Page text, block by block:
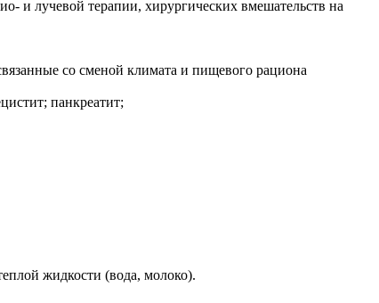
и лучевой терапии, хирургических вмешательств на
со сменой климата и пищевого рациона
панкреатит;
жидкости (вода, молоко).